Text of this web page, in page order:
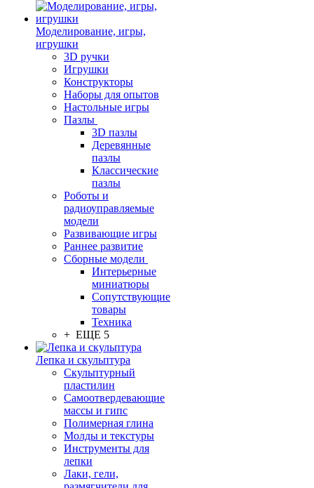
Моделирование, игры,
игрушки
3D ручки
Игрушки
Конструкторы
Наборы для опытов
Настольные игры
Пазлы
3D пазлы
Деревянные
пазлы
Классические
пазлы
Роботы и
радиоуправляемые
модели
Развивающие игры
Раннее развитие
Сборные модели
Интерьерные
миниатюры
Сопутствующие
товары
Техника
+ ЕЩЕ 5
Лепка и скульптура
Скульптурный
пластилин
Самоотвердевающие
массы и гипс
Полимерная глина
Молды и текстуры
Инструменты для
лепки
Лаки, гели,